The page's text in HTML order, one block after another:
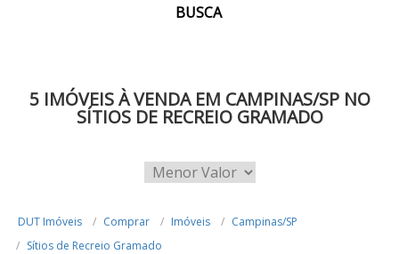
BUSCA
5 IMÓVEIS À VENDA EM CAMPINAS/SP NO
SÍTIOS DE RECREIO GRAMADO
DUT Imóveis Comprar Imóveis
Campinas/SP
Sítios de Recreio Gramado